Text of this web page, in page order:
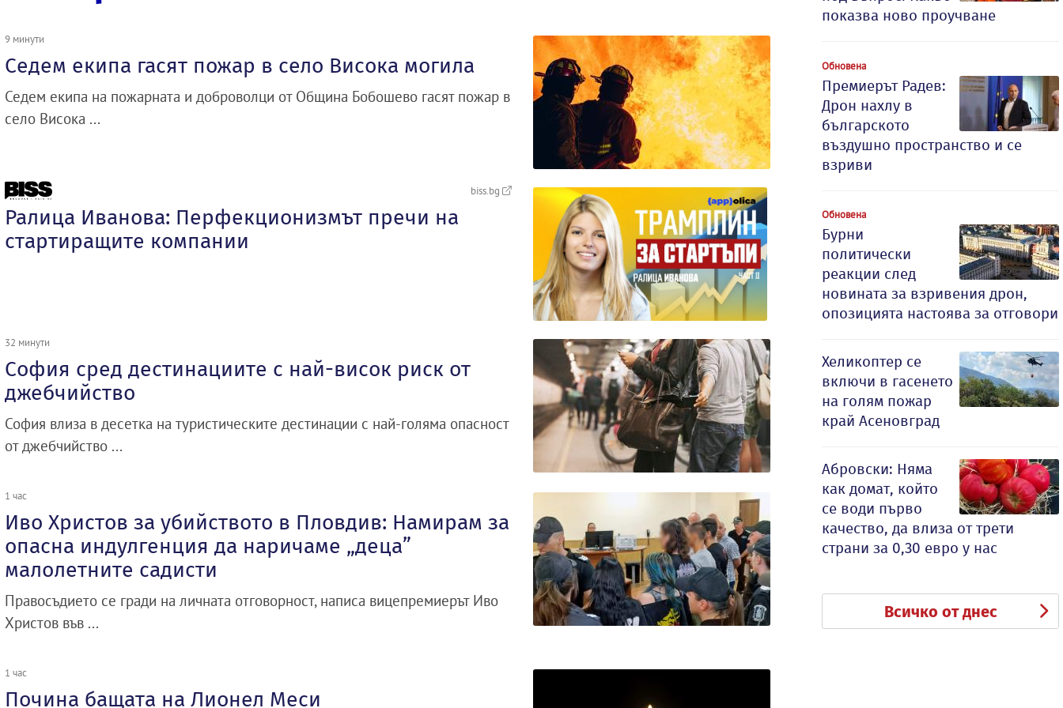
9 минути
Седем екипа гасят пожар в село Висока могила
Седем екипа на пожарната и доброволци от Община Бобошево гасят пожар в
село Висока ...
biss.bg
Ралица Иванова: Перфекционизмът пречи на
стартиращите компании
32 минути
София сред дестинациите с най-висок риск от
джебчийство
София влиза в десетка на туристическите дестинации с най-голяма опасност
от джебчийство ...
1 час
Иво Христов за убийството в Пловдив: Намирам за
опасна индулгенция да наричаме „деца”
малолетните садисти
Правосъдието се гради на личната отговорност, написа вицепремиерът Иво
Христов във ...
1 час
Почина бащата на Лионел Меси
показва ново проучване
Обновена
Премиерът Радев:
Дрон нахлу в
българското
въздушно пространство и се
взриви
Обновена
Бурни
политически
реакции след
новината за взривения дрон,
опозицията настоява за отговори
Хеликоптер се
включи в гасенето
на голям пожар
край Асеновград
Абровски: Няма
как домат, който
се води първо
качество, да влиза от трети
страни за 0,30 евро у нас
Всичко от днес